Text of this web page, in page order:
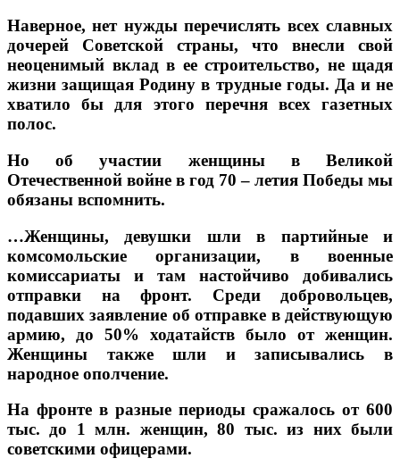
Наверное, нет нужды перечислять всех славных
дочерей Советской страны, что внесли свой
неоценимый вклад в ее строительство, не щадя
жизни защищая Родину в трудные годы. Да и не
хватило бы для этого перечня всех газетных
полос.
Но об участии женщины в Великой
Отечественной войне в год 70 – летия Победы мы
обязаны вспомнить.
…Женщины, девушки шли в партийные и
комсомольские организации, в военные
комиссариаты и там настойчиво добивались
отправки на фронт. Среди добровольцев,
подавших заявление об отправке в действующую
армию, до 50% ходатайств было от женщин.
Женщины также шли и записывались в
народное ополчение.
На фронте в разные периоды сражалось от 600
тыс. до 1 млн. женщин, 80 тыс. из них были
советскими офицерами.